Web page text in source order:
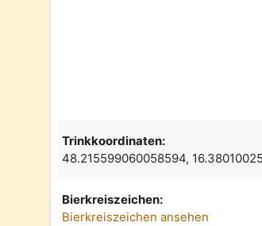
Trinkkoordinaten:
48.215599060058594,
Bierkreiszeichen:
Bierkreiszeichen ansehen